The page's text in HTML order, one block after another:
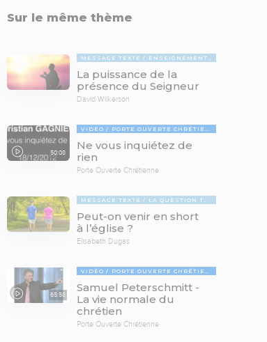
Sur le même thème
MESSAGE TEXTE ENSEIGNEMENTS BIBLIQUES
La puissance de la
présence du Seigneur
David Wilkerson
50:08
VIDÉO PORTE OUVERTE CHRÉTIENNE
Ne vous inquiétez de
rien
Porte Ouverte Chrétienne
MESSAGE TEXTE LA QUESTION TABOUE
Peut-on venir en short
à l’église ?
Elisabeth Dugas
65:58
VIDÉO PORTE OUVERTE CHRÉTIENNE
Samuel Peterschmitt -
La vie normale du
chrétien
Porte Ouverte Chrétienne